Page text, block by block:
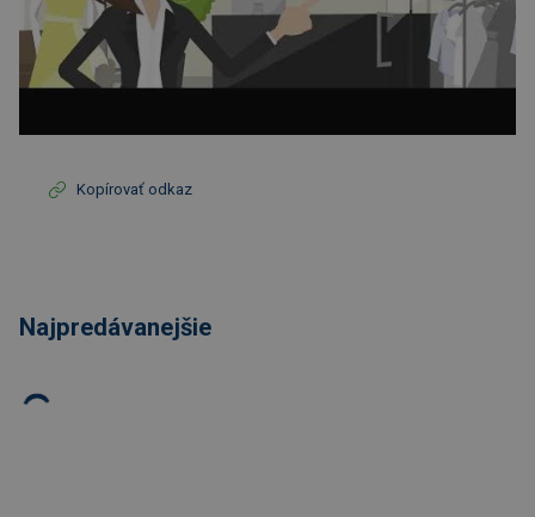
Kopírovať odkaz
Najpredávanejšie